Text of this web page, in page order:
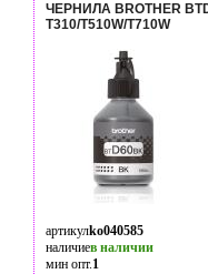
ЧЕРНИЛА BROTHER
T310/T510W/T710W
артикулko040585
наличиев наличии
мин опт.1